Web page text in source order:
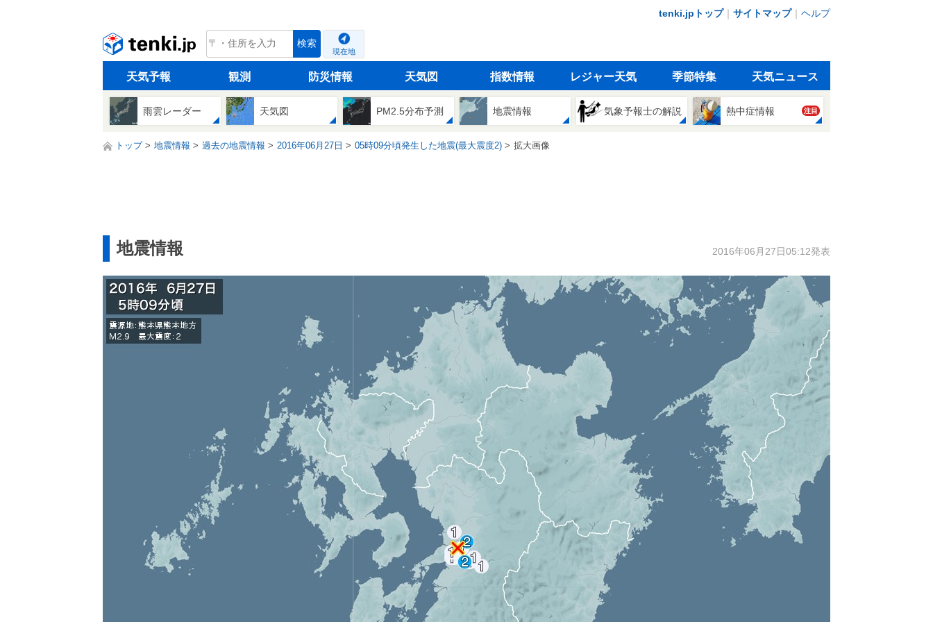
tenki.jpトップ｜ サイトマップ｜ ヘルプ
tenki.jp 検索
現在地
天気予報 観測 防災情報 天気図 指数情報 レジャー天気 季節特集 天気ニュース
雨雲レーダー 天気図 PM2.5分布予測 地震情報 気象予報士の解説 熱中症情報 注目
トップ 地震情報 過去の地震情報 2016年06月27日 05時09分頃発生した地震(最大震度2) 拡大画像
地震情報 2016年06月27日05:12発表